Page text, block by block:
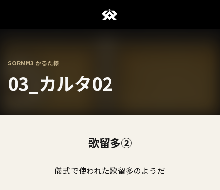
SORMM3 かるた様
03_カルタ02
歌留多②
儀式で使われた歌留多のようだ